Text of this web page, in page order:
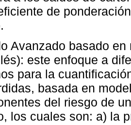
de
Avanzado basado
este enfoque a
para la
basada en
del riesgo de
los cuales son: a) la